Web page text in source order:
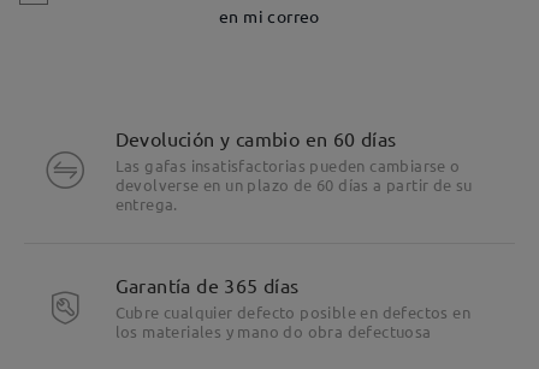
en mi correo
Devolución y cambio en 60 días
Las gafas insatisfactorias pueden cambiarse o
devolverse en un plazo de 60 días a partir de su
entrega.
Garantía de 365 días
Cubre cualquier defecto posible en defectos en
los materiales y mano do obra defectuosa